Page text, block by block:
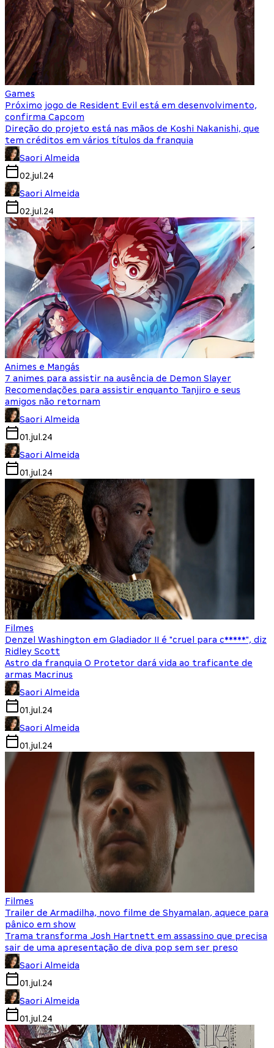
Games
Próximo jogo de Resident Evil está em desenvolvimento,
confirma Capcom
Direção do projeto está nas mãos de Koshi Nakanishi, que
tem créditos em vários títulos da franquia
Saori Almeida
02.jul.24
Saori Almeida
02.jul.24
Animes e Mangás
7 animes para assistir na ausência de Demon Slayer
Recomendações para assistir enquanto Tanjiro e seus
amigos não retornam
Saori Almeida
01.jul.24
Saori Almeida
01.jul.24
Filmes
Denzel Washington em Gladiador II é "cruel para c*****", diz
Ridley Scott
Astro da franquia O Protetor dará vida ao traficante de
armas Macrinus
Saori Almeida
01.jul.24
Saori Almeida
01.jul.24
Filmes
Trailer de Armadilha, novo filme de Shyamalan, aquece para
pânico em show
Trama transforma Josh Hartnett em assassino que precisa
sair de uma apresentação de diva pop sem ser preso
Saori Almeida
01.jul.24
Saori Almeida
01.jul.24